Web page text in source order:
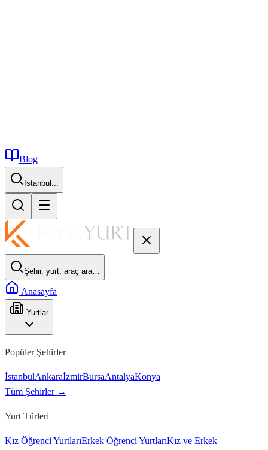
Blog
İstanbul...
Şehir, yurt, araç ara…
Anasayfa
Yurtlar
Popüler Şehirler
İstanbulAnkaraİzmirBursaAntalyaKonya
Tüm Şehirler →
Yurt Türleri
Kız Öğrenci YurtlarıErkek Öğrenci YurtlarıKız ve Erkek